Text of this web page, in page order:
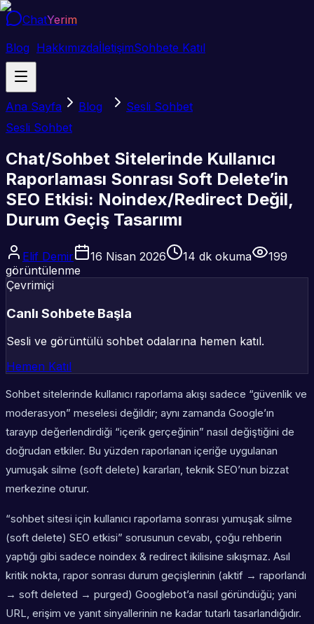
ChatYerim
Blog HakkımızdaİletişimSohbete Katıl
Ana Sayfa Blog
Sesli Sohbet
Sesli Sohbet
Chat/Sohbet Sitelerinde Kullanıcı
Raporlaması Sonrası Soft Delete’in
SEO Etkisi: Noindex/Redirect Değil,
Durum Geçiş Tasarımı
Elif Demir 16 Nisan 2026 14 dk okuma
199
görüntülenme
Çevrimiçi
Canlı Sohbete Başla
Sesli ve görüntülü sohbet odalarına hemen katıl.
Hemen Katıl
Sohbet sitelerinde kullanıcı raporlama akışı sadece “güvenlik ve
moderasyon” meselesi değildir; aynı zamanda Google’ın
tarayıp değerlendirdiği “içerik gerçeğinin” nasıl değiştiğini de
doğrudan etkiler. Bu yüzden raporlanan içeriğe uygulanan
yumuşak silme (soft delete) kararları, teknik SEO’nun bizzat
merkezine oturur.
“sohbet sitesi için kullanıcı raporlama sonrası yumuşak silme
(soft delete) SEO etkisi” sorusunun cevabı, çoğu rehberin
yaptığı gibi sadece noindex & redirect ikilisine sıkışmaz. Asıl
kritik nokta, rapor sonrası durum geçişlerinin (aktif → raporlandı
→ soft deleted → purged) Googlebot’a nasıl göründüğü; yani
URL, erişim ve yanıt sinyallerinin ne kadar tutarlı tasarlandığıdır.